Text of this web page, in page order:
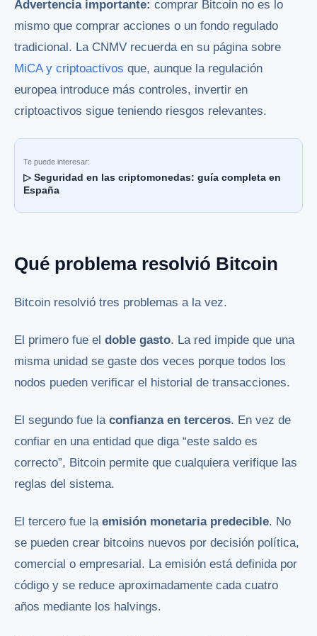
Advertencia importante: comprar Bitcoin no es lo
mismo que comprar acciones o un fondo regulado
tradicional. La CNMV recuerda en su página sobre
MiCA y criptoactivos que, aunque la regulación
europea introduce más controles, invertir en
criptoactivos sigue teniendo riesgos relevantes.
Te puede interesar:
▷ Seguridad en las criptomonedas: guía completa en
España
Qué problema resolvió Bitcoin
Bitcoin resolvió tres problemas a la vez.
El primero fue el doble gasto. La red impide que una
misma unidad se gaste dos veces porque todos los
nodos pueden verificar el historial de transacciones.
El segundo fue la confianza en terceros. En vez de
confiar en una entidad que diga “este saldo es
correcto”, Bitcoin permite que cualquiera verifique las
reglas del sistema.
El tercero fue la emisión monetaria predecible. No
se pueden crear bitcoins nuevos por decisión política,
comercial o empresarial. La emisión está definida por
código y se reduce aproximadamente cada cuatro
años mediante los halvings.